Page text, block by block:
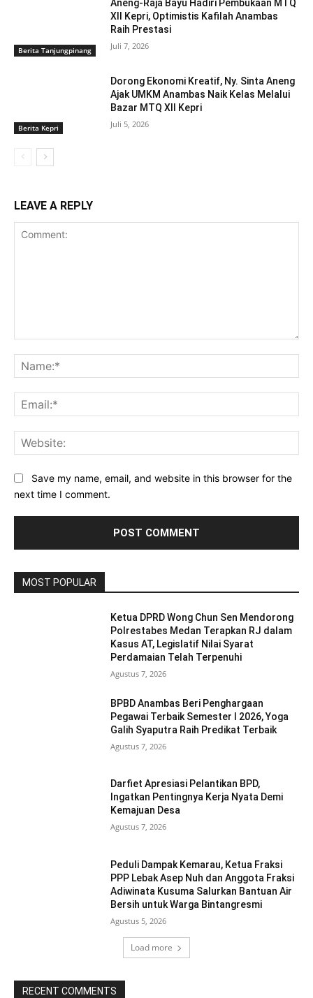
Berita Tanjungpinang
Aneng-Raja Bayu Hadiri Pembukaan MTQ
XII Kepri, Optimistis Kafilah Anambas
Raih Prestasi
Juli 7, 2026
Berita Kepri
Dorong Ekonomi Kreatif, Ny. Sinta Aneng
‎Ajak UMKM Anambas Naik Kelas Melalui
Bazar MTQ XII Kepri
Juli 5, 2026
LEAVE A REPLY
Save my name, email, and website in this browser for the
next time I comment.
MOST POPULAR
Ketua DPRD Wong Chun Sen Mendorong
Polrestabes Medan Terapkan RJ dalam
Kasus AT, Legislatif Nilai Syarat
Perdamaian Telah Terpenuhi
Agustus 7, 2026
BPBD Anambas Beri Penghargaan
Pegawai Terbaik Semester I 2026, Yoga
Galih Syaputra Raih Predikat Terbaik
Agustus 7, 2026
Darfiet Apresiasi Pelantikan BPD,
Ingatkan Pentingnya Kerja Nyata Demi
Kemajuan Desa
Agustus 7, 2026
Peduli Dampak Kemarau, Ketua Fraksi
PPP Lebak Asep Nuh dan Anggota Fraksi
Adiwinata Kusuma Salurkan Bantuan Air
Bersih untuk Warga Bintangresmi
Agustus 5, 2026
Load more
RECENT COMMENTS